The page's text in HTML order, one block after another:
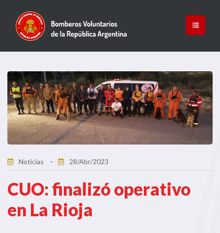
Noticias 28/Abr/2023
CUO: finalizó operativo
en La Rioja